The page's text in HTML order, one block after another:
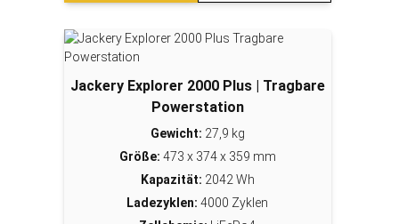
Jackery Explorer 2000 Plus | Tragbare
Powerstation
Gewicht: 27,9 kg
Größe: 473 x 374 x 359 mm
Kapazität: 2042 Wh
Ladezyklen: 4000 Zyklen